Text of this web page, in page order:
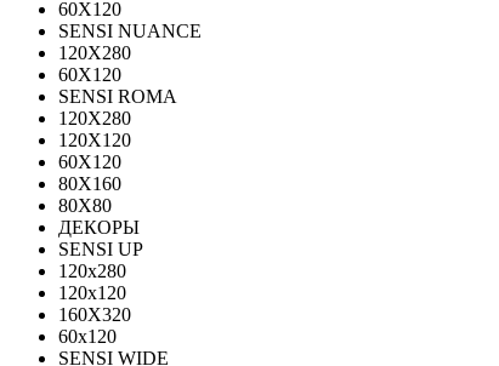
60X120
SENSI NUANCE
120X280
60X120
SENSI ROMA
120X280
120Х120
60X120
80X160
80X80
ДЕКОРЫ
SENSI UP
120x280
120х120
160X320
60х120
SENSI WIDE